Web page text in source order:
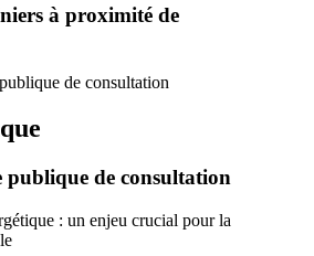
à proximité de
publique de consultation